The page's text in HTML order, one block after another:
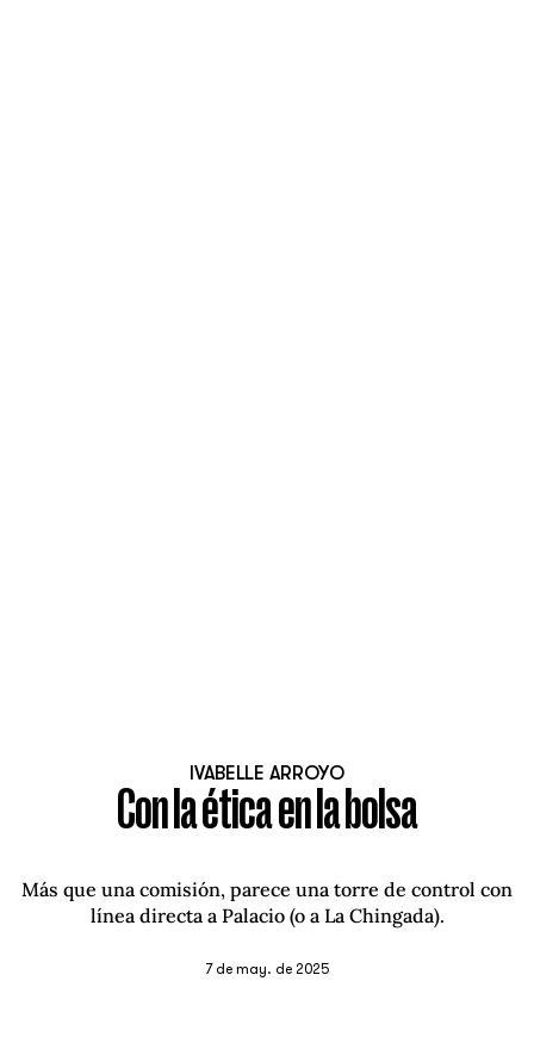
IVABELLE ARROYO
Con la ética en la bolsa
Más que una comisión, parece una torre de control con
línea directa a Palacio (o a La Chingada).
7 de may. de 2025